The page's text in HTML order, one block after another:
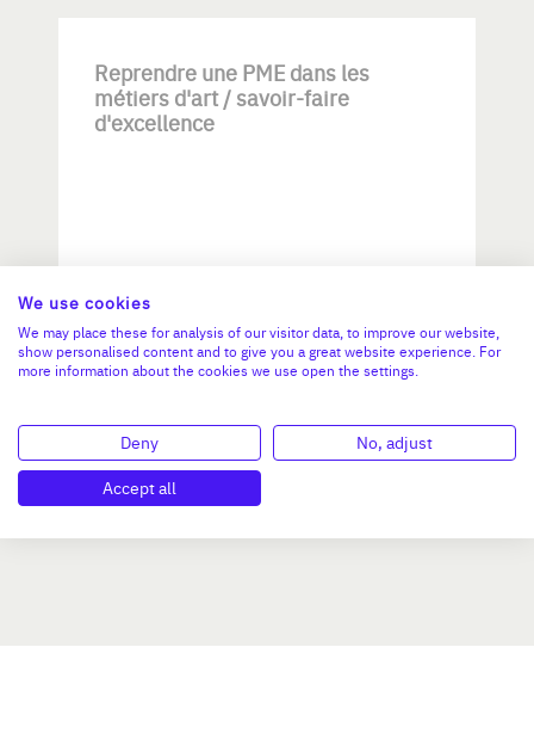
Reprendre une PME dans les
métiers d'art / savoir-faire
d'excellence
Investissement max:
>2 M€ et <= 5 M€
We use cookies
We may place these for analysis of our visitor data, to improve our website,
show personalised content and to give you a great website experience. For
more information about the cookies we use open the settings.
Deny
No, adjust
Accept all